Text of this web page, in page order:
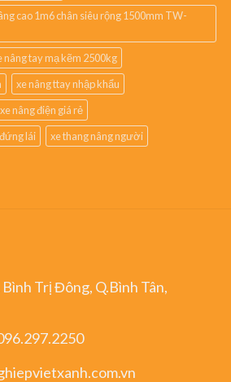
cao 1m6 chân siêu rộng 1500mm TW-
nâng tay mạ kẽm 2500kg
xe nâng ttay nhập khẩu
xe nâng điện giá rẻ
lái
xe thang nâng người
Trị Đông, Q.Bình Tân,